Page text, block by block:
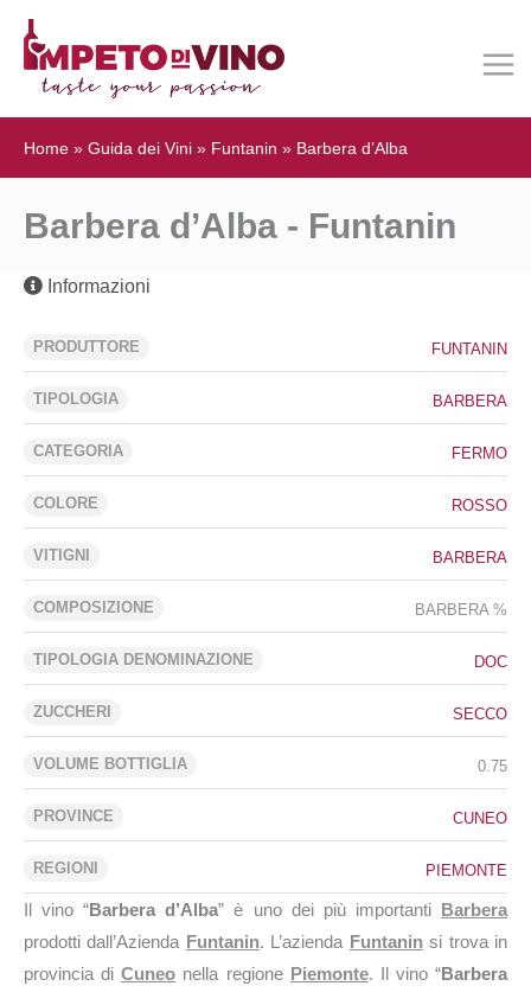
Home » Guida dei Vini » Funtanin » Barbera d’Alba
Barbera d’Alba - Funtanin
Informazioni
PRODUTTORE FUNTANIN
TIPOLOGIA BARBERA
CATEGORIA FERMO
COLORE ROSSO
VITIGNI BARBERA
COMPOSIZIONE BARBERA %
TIPOLOGIA DENOMINAZIONE DOC
ZUCCHERI SECCO
VOLUME BOTTIGLIA 0.75
PROVINCE CUNEO
REGIONI PIEMONTE
Il vino “Barbera d’Alba” è uno dei più importanti Barbera
prodotti dall’Azienda Funtanin. L’azienda Funtaninsi trova in
provincia diCuneo nella regione Piemonte. Il vino “Barbera